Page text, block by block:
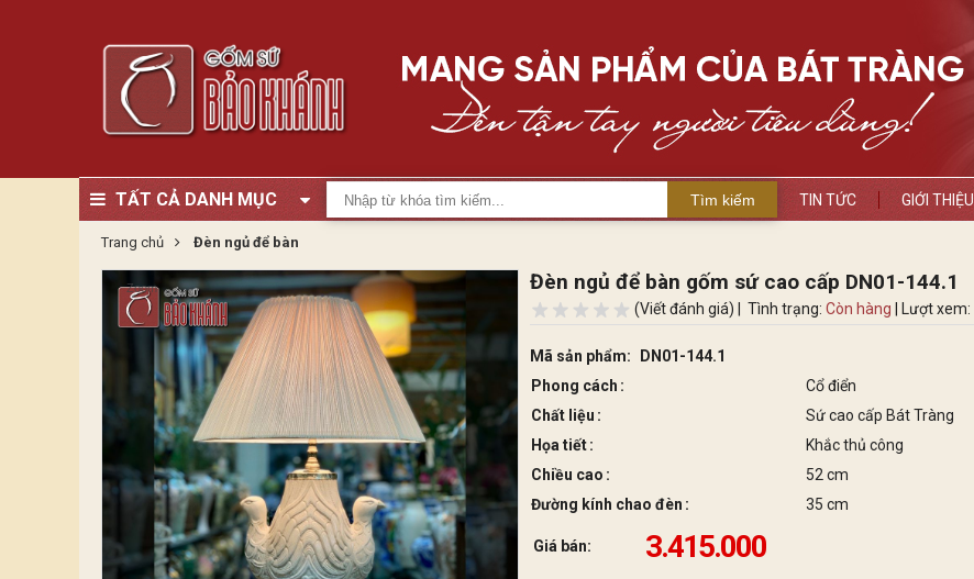
TẤT CẢ DANH MỤC Tìm kiếm TIN TỨC GIỚI THIỆU
Trang chủ Đèn ngủ để bàn
Zoom Đèn ngủ để bàn gốm sứ cao cấp DN01-144.1
(Viết đánh giá) | Tình trạng: Còn hàng | Lượt xem:
Mã sản phẩm:
DN01-144.1
Phong cách
Cổ điển
Chất liệu
Sứ cao cấp Bát Tràng
Họa tiết
Khắc thủ công
Chiều cao
52 cm
Đường kính chao đèn
35 cm
Giá bán: 3.415.000